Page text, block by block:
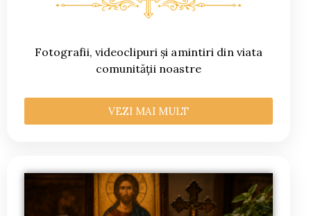
Fotografii, videoclipuri și amintiri din viata
comunității noastre
VEZI MAI MULT